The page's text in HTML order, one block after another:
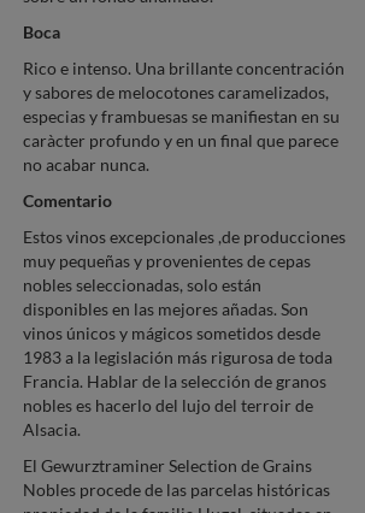
Boca
Rico e intenso. Una brillante concentración
y sabores de melocotones caramelizados,
especias y frambuesas se manifiestan en su
caràcter profundo y en un final que parece
no acabar nunca.
Comentario
Estos vinos excepcionales ,de producciones
muy pequeñas y provenientes de cepas
nobles seleccionadas, solo están
disponibles en las mejores añadas. Son
vinos únicos y mágicos sometidos desde
1983 a la legislación más rigurosa de toda
Francia. Hablar de la selección de granos
nobles es hacerlo del lujo del terroir de
Alsacia.
El Gewurztraminer Selection de Grains
Nobles procede de las parcelas históricas